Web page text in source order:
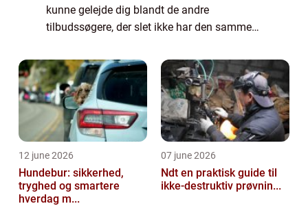
kunne gelejde dig blandt de andre
tilbudssøgere, der slet ikke har den samme
liv ...
12 june 2026
Hundebur: sikkerhed,
tryghed og smartere
hverdag m...
07 june 2026
Ndt en praktisk guide til
ikke-destruktiv prøvnin...